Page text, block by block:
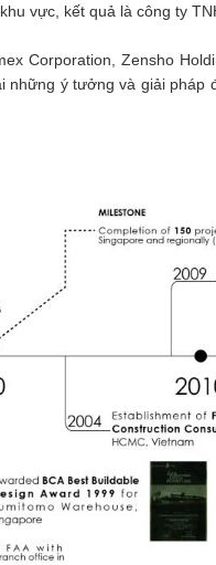
vực, kết quả là công ty
Corporation, Zensho
ý tưởng và giải